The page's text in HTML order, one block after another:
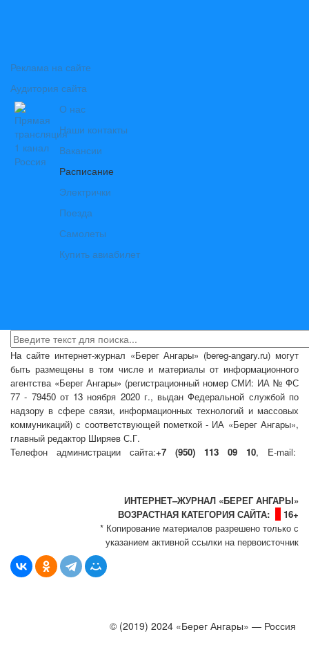
Реклама на сайте
Аудитория сайта
О нас
Наши контакты
Вакансии
Расписание
Электрички
Поезда
Самолеты
Купить авиабилет
На сайте интернет-журнал «Берег Ангары» (bereg-angary.ru) могут
быть размещены в том числе и материалы от информационного
агентства «Берег Ангары» (регистрационный номер СМИ: ИА № ФС
77 - 79450 от 13 ноября 2020 г., выдан Федеральной службой по
надзору в сфере связи, информационных технологий и массовых
коммуникаций) с соответствующей пометкой - ИА «Берег Ангары»,
главный редактор Ширяев С.Г.
Телефон администрации сайта:+7 (950) 113 09 10, E-mail:
ИНТЕРНЕТ–ЖУРНАЛ «БЕРЕГ АНГАРЫ»
ВОЗРАСТНАЯ КАТЕГОРИЯ САЙТА:
16+
* Копирование материалов разрешено только с
указанием активной ссылки на первоисточник
© (2019) 2024 «Берег Ангары» — Россия